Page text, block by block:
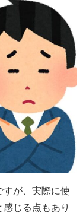
すが、実際に使
じる点もあり